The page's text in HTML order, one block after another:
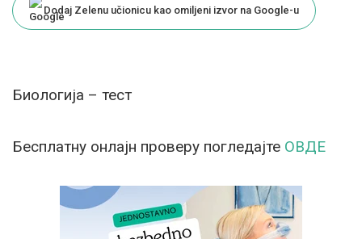
Dodaj Zelenu učionicu kao omiljeni izvor na Google-u
Биологија – тест
Бесплатну онлајн проверу погледајте ОВДЕ